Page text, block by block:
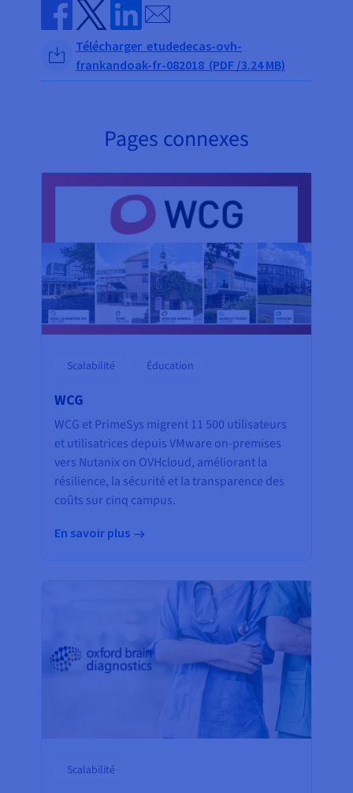
Share on Facebook
Share on Twitter
Share on Linkedin
Send by email
Télécharger etudedecas-ovh-
frankandoak-fr-082018 (PDF /3.24 MB)
Pages connexes
Scalabilité Éducation
WCG
WCG et PrimeSys migrent 11 500 utilisateurs
et utilisatrices depuis VMware on-premises
vers Nutanix on OVHcloud, améliorant la
résilience, la sécurité et la transparence des
coûts sur cinq campus.
En savoir plus
Scalabilité